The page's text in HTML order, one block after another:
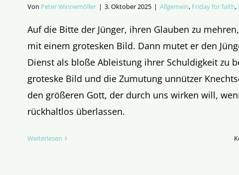
Von Peter Winnemöller | 3. Oktober 2025 | Allgemein, Friday for faith,
Auf die Bitte der Jünger, ihren Glauben zu
mit einem grotesken Bild. Dann mutet er den
Dienst als bloße Ableistung ihrer Schuldigkeit zu
groteske Bild und die Zumutung unnützer
den größeren Gott, der durch uns wirken will,
rückhaltlos überlassen.
Weiterlesen